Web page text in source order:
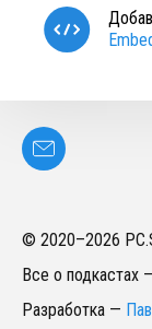
© 2020–2026
Все о подкастах
Разработка —